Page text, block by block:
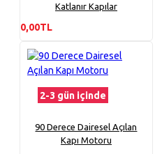
Katlanır Kapılar
0,00TL
2-3 gün içinde
90 Derece Dairesel Açılan
Kapı Motoru